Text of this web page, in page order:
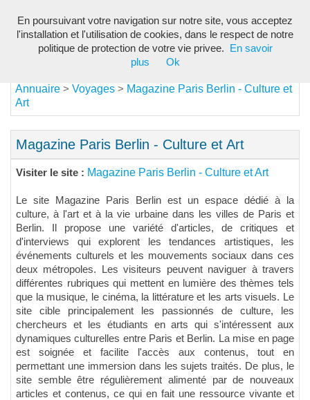
Annuaire > Voyages > Magazine Paris Berlin - Culture et
Art
Magazine Paris Berlin - Culture et Art
Visiter le site : Magazine Paris Berlin - Culture et Art
Le site Magazine Paris Berlin est un espace dédié à la
culture, à l'art et à la vie urbaine dans les villes de Paris et
Berlin. Il propose une variété d'articles, de critiques et
d'interviews qui explorent les tendances artistiques, les
événements culturels et les mouvements sociaux dans ces
deux métropoles. Les visiteurs peuvent naviguer à travers
différentes rubriques qui mettent en lumière des thèmes tels
que la musique, le cinéma, la littérature et les arts visuels. Le
site cible principalement les passionnés de culture, les
chercheurs et les étudiants en arts qui s'intéressent aux
dynamiques culturelles entre Paris et Berlin. La mise en page
est soignée et facilite l'accès aux contenus, tout en
permettant une immersion dans les sujets traités. De plus, le
site semble être régulièrement alimenté par de nouveaux
articles et contenus, ce qui en fait une ressource vivante et
En poursuivant votre navigation sur notre site, vous acceptez
l'installation et l'utilisation de cookies, dans le respect de notre
politique de protection de votre vie privee.
En savoir
plus
Ok